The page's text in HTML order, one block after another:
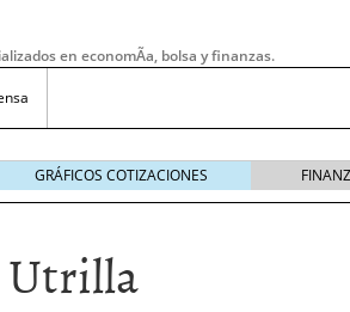
en economÃ­a, bolsa y finanzas.
GRÁFICOS COTIZACIONES
Utrilla